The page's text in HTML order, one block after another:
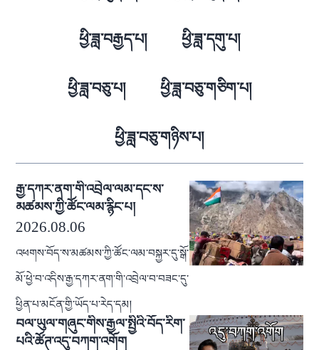
ཕྱི་ཟླ་བརྒྱད་པ། ཕྱི་ཟླ་དགུ་པ།
ཕྱི་ཟླ་བཅུ་པ། ཕྱི་ཟླ་བཅུ་གཅིག་པ།
ཕྱི་ཟླ་བཅུ་གཉིས་པ།
རྒྱ་དཀར་ནག་གི་འབྲེལ་ལམ་དང་ས་
མཚམས་ཀྱི་ཚོང་ལམ་རྙིང་པ།
2026.08.06
འཕགས་བོད་ས་མཚམས་ཀྱི་ཚོང་ལམ་བསྐྱར་དུ་སྒོ་
མོ་ཕྱེ་བ་འདིས་རྒྱ་དཀར་ནག་གི་འབྲེལ་བ་བཟང་དུ་
ཕྱིན་པ་མངོན་གྱི་ཡོད་པ་རེད་དམ།
བལ་ཡུལ་གཞུང་གིས་རྒྱལ་སྤྱིའི་བོད་རིག་
པའི་ཚོཊ་འདུ་བཀག་འགོག